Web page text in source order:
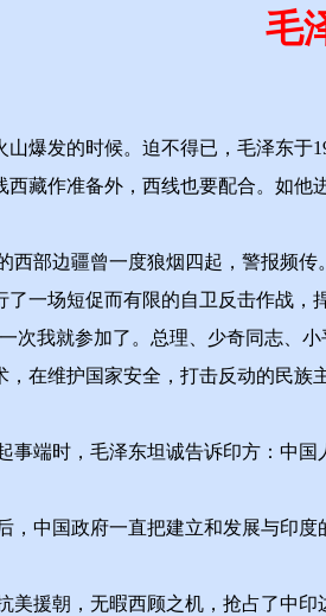
毛
发的时候。迫不得已，毛泽东于
西藏作准备外，西线也要配合。如他
边疆曾一度狼烟四起，警报频传
了一场短促而有限的自卫反击作战
次我就参加了。总理、少奇同志、
在维护国家安全，打击反动的民族
时，毛泽东坦诚告诉印方：中国
国政府一直把建立和发展与印度
朝，无暇西顾之机，抢占了中印